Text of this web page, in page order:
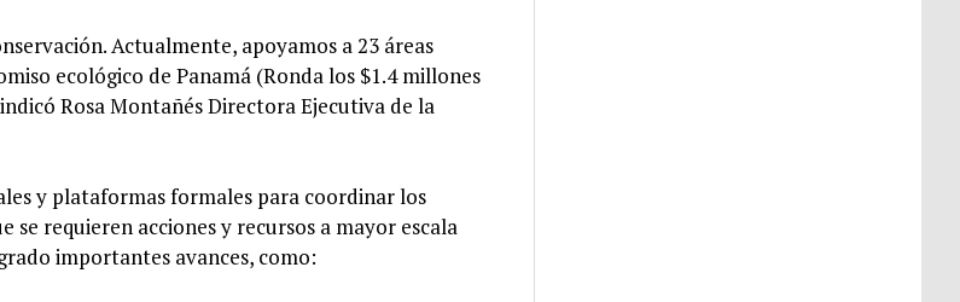
Actualmente, apoyamos a 23 áreas
ecológico de Panamá (Ronda los $1.4 millones
Rosa Montañés Directora Ejecutiva de la
y plataformas formales para coordinar los
requieren acciones y recursos a mayor escala
importantes avances, como: